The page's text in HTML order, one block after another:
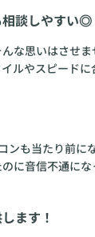
相談しやすい◎
な思いはさせ
ルやスピード
も当たり前に
音信不通に
ます！